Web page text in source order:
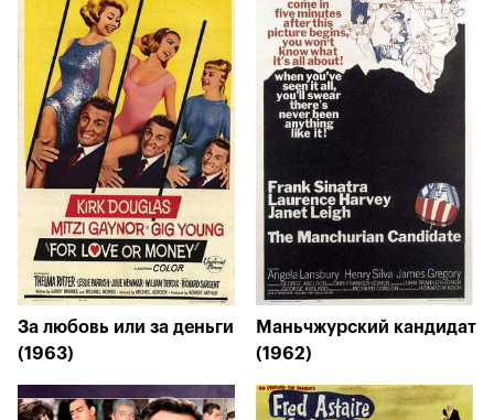
За любовь или за деньги
(1963)
Маньчжурский кандидат
(1962)